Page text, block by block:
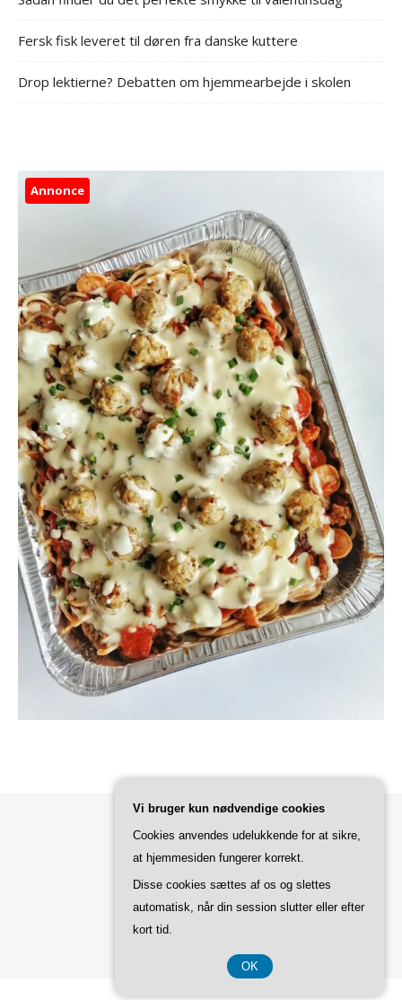
Fersk fisk leveret til døren fra danske kuttere
Drop lektierne? Debatten om hjemmearbejde i skolen
Annonce
Bard Tema afWP Royal .
TILBAGE TIL TOPPEN
Vi bruger kun nødvendige cookies
Cookies anvendes udelukkende for at sikre,
at hjemmesiden fungerer korrekt.
Disse cookies sættes af os og slettes
automatisk, når din session slutter eller efter
kort tid.
OK